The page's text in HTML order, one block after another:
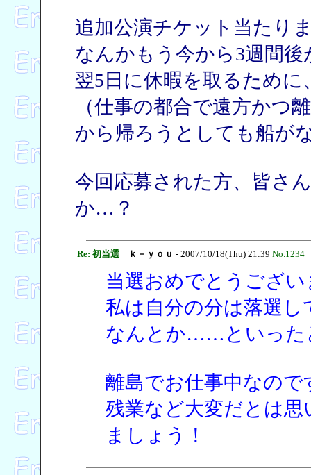
追加公演チケット当たり
なんかもう今から3週間
翌5日に休暇を取るため
（仕事の都合で遠方かつ
から帰ろうとしても船が
今回応募された方、皆さ
か…？
Re: 初当選 ｋ－ｙｏｕ - 2007/10/18(Thu) 21:39 No.1234
当選おめでとうござい
私は自分の分は落選
なんとか……といった
離島でお仕事中なの
残業など大変だとは
ましょう！